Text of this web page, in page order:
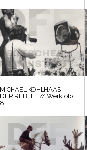
MICHAEL KOHLHAAS –
DER REBELL // Werkfoto
8